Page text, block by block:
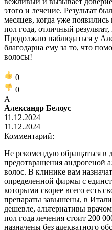
этого и лечение. Результат
месяцев, когда уже
пол года, отличный
Продолжаю наблюдаться у
благодарна ему за то, что
волосы!
0
0
А
Александр Белоус
11.12.2024
11.12.2024
Комментарий:
Не рекомендую обращаться в
предотвращения андрогеной
волос. В клинике вам
определенной фирмы с
которыми скорее всего есть
препараты завышены, в
дешевле, альтернативы
пол года лечения стоит 200
назначены без адекватного